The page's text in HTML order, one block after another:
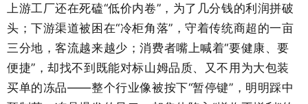
上游工厂还在死磕“低价内卷”，为了几分钱的利润拼破
头；下游渠道被困在“冷柜角落”，守着传统商超的一亩
三分地，客流越来越少；消费者嘴上喊着“要健康、要
便捷”，却找不到既能对标山姆品质、又不用为大包装
买单的冻品——整个行业像被按下“暂停键”，明明踩中